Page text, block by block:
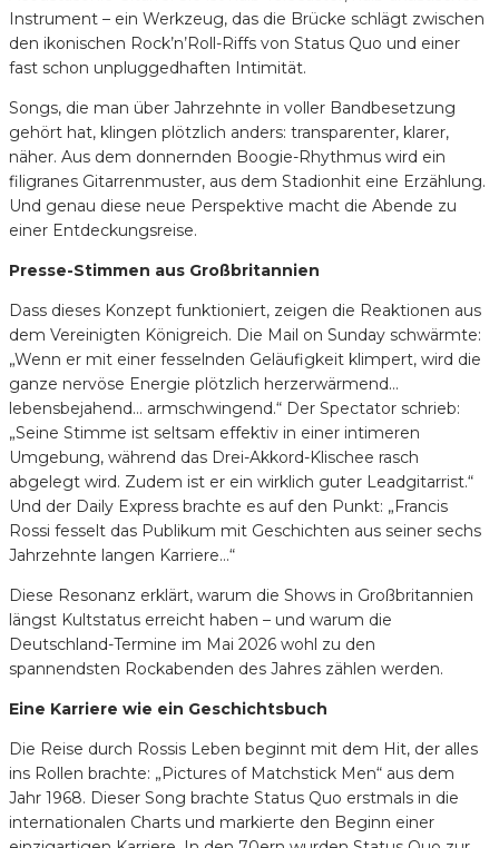
Instrument – ein Werkzeug, das die Brücke schlägt zwischen
den ikonischen Rock’n’Roll-Riffs von Status Quo und einer
fast schon unpluggedhaften Intimität.
Songs, die man über Jahrzehnte in voller Bandbesetzung
gehört hat, klingen plötzlich anders: transparenter, klarer,
näher. Aus dem donnernden Boogie-Rhythmus wird ein
filigranes Gitarrenmuster, aus dem Stadionhit eine Erzählung.
Und genau diese neue Perspektive macht die Abende zu
einer Entdeckungsreise.
Presse-Stimmen aus Großbritannien
Dass dieses Konzept funktioniert, zeigen die Reaktionen aus
dem Vereinigten Königreich. Die Mail on Sunday schwärmte:
„Wenn er mit einer fesselnden Geläufigkeit klimpert, wird die
ganze nervöse Energie plötzlich herzerwärmend…
lebensbejahend… armschwingend.“ Der Spectator schrieb:
„Seine Stimme ist seltsam effektiv in einer intimeren
Umgebung, während das Drei-Akkord-Klischee rasch
abgelegt wird. Zudem ist er ein wirklich guter Leadgitarrist.“
Und der Daily Express brachte es auf den Punkt: „Francis
Rossi fesselt das Publikum mit Geschichten aus seiner sechs
Jahrzehnte langen Karriere…“
Diese Resonanz erklärt, warum die Shows in Großbritannien
längst Kultstatus erreicht haben – und warum die
Deutschland-Termine im Mai 2026 wohl zu den
spannendsten Rockabenden des Jahres zählen werden.
Eine Karriere wie ein Geschichtsbuch
Die Reise durch Rossis Leben beginnt mit dem Hit, der alles
ins Rollen brachte: „Pictures of Matchstick Men“ aus dem
Jahr 1968. Dieser Song brachte Status Quo erstmals in die
internationalen Charts und markierte den Beginn einer